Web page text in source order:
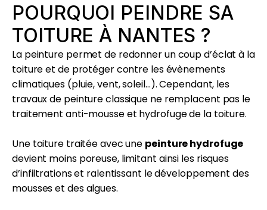
POURQUOI PEINDRE SA
TOITURE À NANTES ?
La peinture permet de redonner un coup d’éclat à la
toiture et de protéger contre les évènements
climatiques (pluie, vent, soleil…). Cependant, les
travaux de peinture classique ne remplacent pas le
traitement anti-mousse et hydrofuge de la toiture.
Une toiture traitée avec une peinture hydrofuge
devient moins poreuse, limitant ainsi les risques
d’infiltrations et ralentissant le développement des
mousses et des algues.